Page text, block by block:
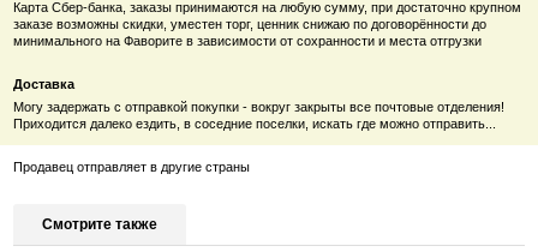
Карта Сбер-банка, заказы принимаются на любую сумму, при достаточно крупном
заказе возможны скидки, уместен торг, ценник снижаю по договорённости до
минимального на Фаворите в зависимости от сохранности и места отгрузки
Доставка
Могу задержать с отправкой покупки - вокруг закрыты все почтовые отделения!
Приходится далеко ездить, в соседние поселки, искать где можно отправить...
Продавец отправляет в другие страны
Смотрите также